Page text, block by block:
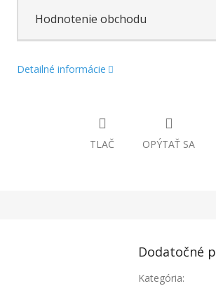
Hodnotenie obchodu
Detailné informácie
TLAČ OPÝTAŤ SA
Dodatočné
Kategória: